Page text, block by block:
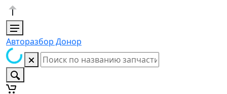
Авторазбор Донор